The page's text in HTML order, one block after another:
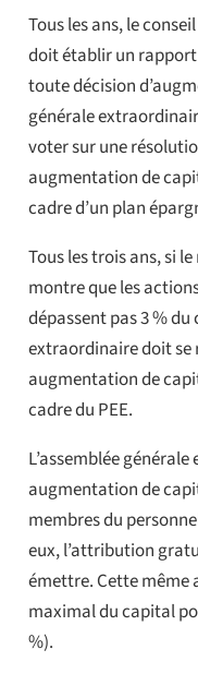
Tous les ans, le
doit établir un
toute décision
générale
voter sur une
augmentation de
cadre d’un plan
Tous les trois ans, si
montre que les
dépassent pas 3 %
extraordinaire doit se
augmentation de
cadre du PEE.
L’assemblée
augmentation de
membres du
eux, l’attribution
émettre. Cette même
maximal du capital
%).